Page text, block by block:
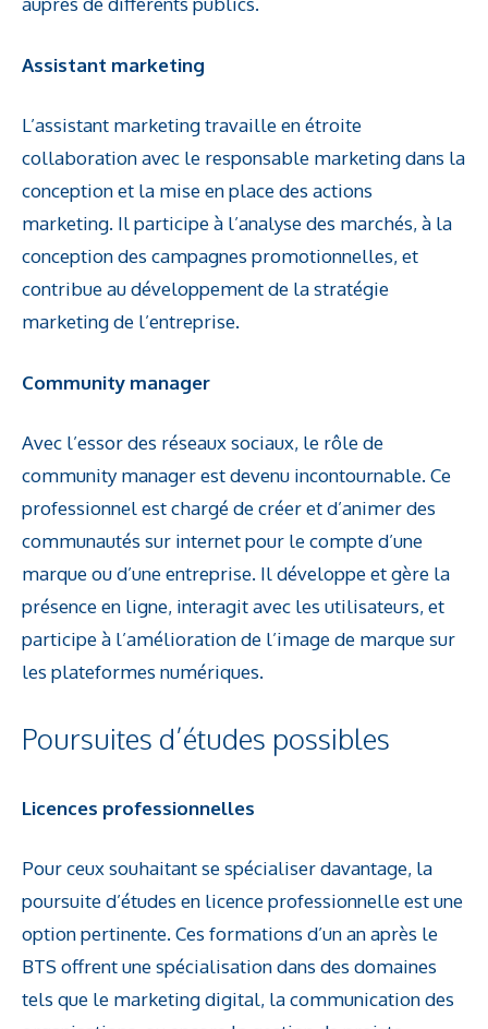
Assistant marketing
L’assistant marketing travaille en étroite
collaboration avec le responsable marketing dans la
conception et la mise en place des actions
marketing. Il participe à l’analyse des marchés, à la
conception des campagnes promotionnelles, et
contribue au développement de la stratégie
marketing de l’entreprise.
Community manager
Avec l’essor des réseaux sociaux, le rôle de
community manager est devenu incontournable. Ce
professionnel est chargé de créer et d’animer des
communautés sur internet pour le compte d’une
marque ou d’une entreprise. Il développe et gère la
présence en ligne, interagit avec les utilisateurs, et
participe à l’amélioration de l’image de marque sur
les plateformes numériques.
Poursuites d’études possibles
Licences professionnelles
Pour ceux souhaitant se spécialiser davantage, la
poursuite d’études en licence professionnelle est une
option pertinente. Ces formations d’un an après le
BTS offrent une spécialisation dans des domaines
tels que le marketing digital, la communication des